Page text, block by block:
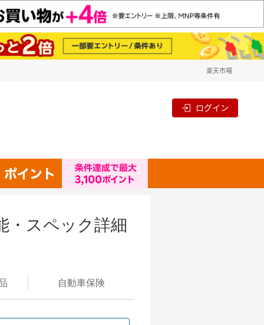
楽天市場
ログイン
・スペック詳細
自動車保険